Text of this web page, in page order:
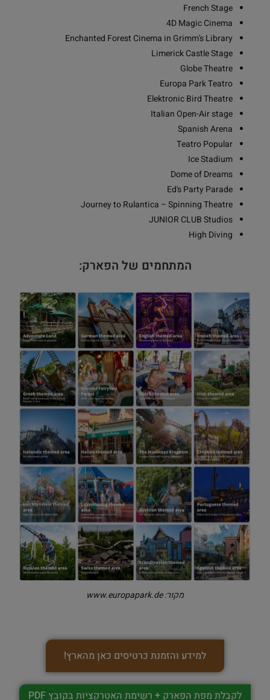
French Stage
4D Magic Cinema
Enchanted Forest Cinema in Grimm's Library
Limerick Castle Stage
Globe Theatre
Europa Park Teatro
Elektronic Bird Theatre
Italian Open-Air stage
Spanish Arena
Teatro Popular
Ice Stadium
Dome of Dreams
Ed's Party Parade
Journey to Rulantica – Spinning Theatre
JUNIOR CLUB Studios
High Diving
המתחמים של הפארק:
מקור: www.europapark.de
למידע והזמנת כרטיסים כאן מהארץ!
לקבלת מפת הפארק + רשימת האטרקציות בקובץ PDF